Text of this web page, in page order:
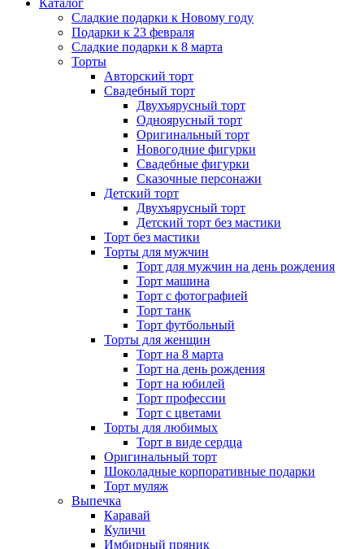
Каталог
Сладкие подарки к Новому году
Подарки к 23 февраля
Сладкие подарки к 8 марта
Торты
Авторский торт
Свадебный торт
Двухъярусный торт
Одноярусный торт
Оригинальный торт
Новогодние фигурки
Свадебные фигурки
Сказочные персонажи
Детский торт
Двухъярусный торт
Детский торт без мастики
Торт без мастики
Торты для мужчин
Торт для мужчин на день рождения
Торт машина
Торт с фотографией
Торт танк
Торт футбольный
Торты для женщин
Торт на 8 марта
Торт на день рождения
Торт на юбилей
Торт профессии
Торт с цветами
Торты для любимых
Торт в виде сердца
Оригинальный торт
Шоколадные корпоративные подарки
Торт муляж
Выпечка
Каравай
Куличи
Имбирный пряник